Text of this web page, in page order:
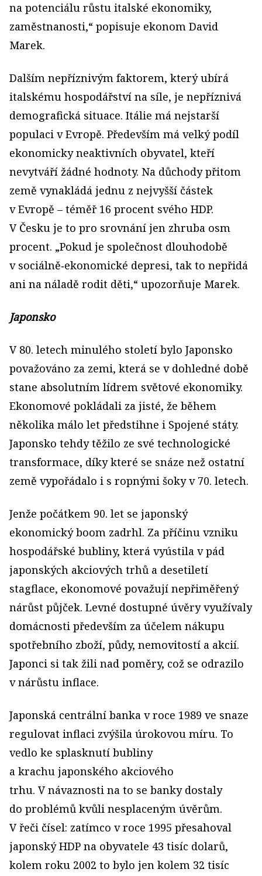
na potenciálu růstu italské ekonomiky,
zaměstnanosti,“ popisuje ekonom David
Marek.
Dalším nepříznivým faktorem, který ubírá
italskému hospodářství na síle, je nepříznivá
demografická situace. Itálie má nejstarší
populaci v Evropě. Především má velký podíl
ekonomicky neaktivních obyvatel, kteří
nevytváří žádné hodnoty. Na důchody přitom
země vynakládá jednu z nejvyšší částek
v Evropě – téměř 16 procent svého HDP.
V Česku je to pro srovnání jen zhruba osm
procent. „Pokud je společnost dlouhodobě
v sociálně‑ekonomické depresi, tak to nepřidá
ani na náladě rodit děti,“ upozorňuje Marek.
Japonsko
V 80. letech minulého století bylo Japonsko
považováno za zemi, která se v dohledné době
stane absolutním lídrem světové ekonomiky.
Ekonomové pokládali za jisté, že během
několika málo let předstihne i Spojené státy.
Japonsko tehdy těžilo ze své technologické
transformace, díky které se snáze než ostatní
země vypořádalo i s ropnými šoky v 70. letech.
Jenže počátkem 90. let se japonský
ekonomický boom zadrhl. Za příčinu vzniku
hospodářské bubliny, která vyústila v pád
japonských akciových trhů a desetiletí
stagflace, ekonomové považují nepřiměřený
nárůst půjček. Levné dostupné úvěry využívaly
domácnosti především za účelem nákupu
spotřebního zboží, půdy, nemovitostí a akcií.
Japonci si tak žili nad poměry, což se odrazilo
v nárůstu inflace.
Japonská centrální banka v roce 1989 ve snaze
regulovat inflaci zvýšila úrokovou míru. To
vedlo ke splasknutí bubliny
a krachu japonského akciového
trhu. V návaznosti na to se banky dostaly
do problémů kvůli nesplaceným úvěrům.
V řeči čísel: zatímco v roce 1995 přesahoval
japonský HDP na obyvatele 43 tisíc dolarů,
kolem roku 2002 to bylo jen kolem 32 tisíc